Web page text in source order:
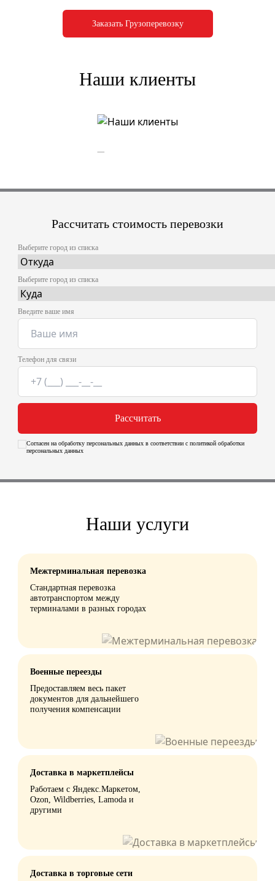
Заказать Грузоперевозку
Наши клиенты
Рассчитать стоимость перевозки
Выберите город из списка
Выберите город из списка
Введите ваше имя
Телефон для связи
Рассчитать
Согласен на обработку персональных данных в соответствии с политикой обработки
персональных данных
Наши услуги
Межтерминальная перевозка
Стандартная перевозка
автотранспортом между
терминалами в разных городах
Военные переезды
Предоставляем весь пакет
документов для дальнейшего
получения компенсации
Доставка в маркетплейсы
Работаем с Яндекс.Маркетом,
Ozon, Wildberries, Lamoda и
другими
Доставка в торговые сети